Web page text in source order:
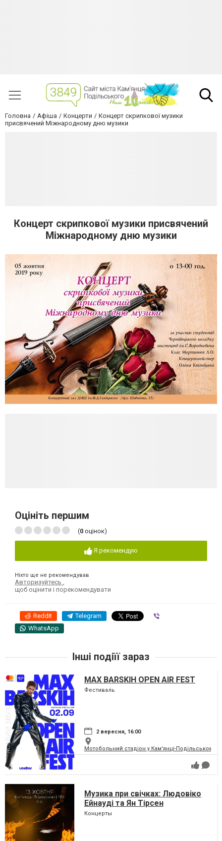
Головна Афіша Концерти
Концерт скрипкової музики
присвячений Міжнародному дню музики
Концерт скрипкової музики присвячений
Міжнародному дню музики
Оцініть першим
(0 оцінок)
Я рекомендую
Ніхто ще не рекомендував
Авторизуйтесь
щоб оцінити і порекомендувати
Reddit Telegram
WhatsApp
Інші подіїї зараз
MAX BARSKIH OPEN AIR FEST
Фестиваль
2 вересня, 16:00
Мотобольний стадіон у Кам'янці-Подільському
Музика при свічках: Людовіко
Ейнауді та Ян Тірсен
Концерты